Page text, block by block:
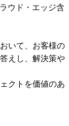
ウド・エッジ含
いて、お客様の
えし、解決策や
クトを価値のあ